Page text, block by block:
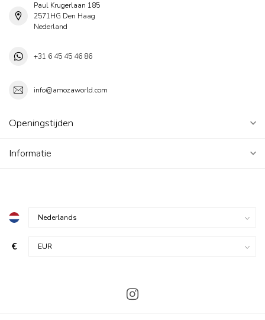
Paul Krugerlaan 185
2571HG Den Haag
Nederland
+31 6 45 45 46 86
info@amozaworld.com
Openingstijden
Informatie
€